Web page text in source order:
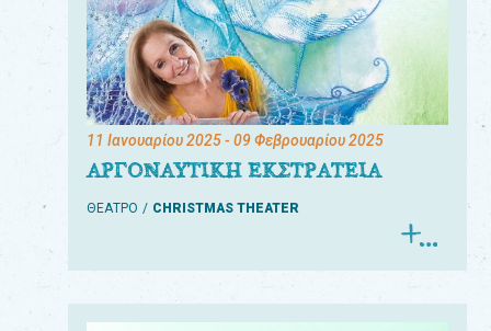
11 Ιανουαρίου 2025- 09 Φεβρουαρίου 2025
ΑΡΓΟΝΑΥΤΙΚΗ ΕΚΣΤΡΑΤΕΙΑ
ΘΕΑΤΡΟ CHRISTMAS THEATER